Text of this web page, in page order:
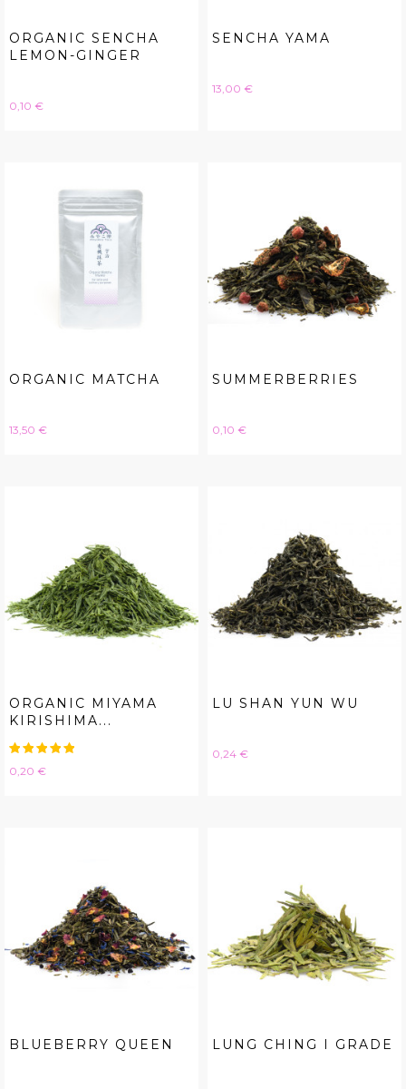
ORGANIC SENCHA
LEMON-GINGER
Hinta
0,10 €
SENCHA YAMA
Hinta
13,00 €
ORGANIC MATCHA
Hinta
13,50 €
SUMMERBERRIES
Hinta
0,10 €
ORGANIC MIYAMA
KIRISHIMA...
Hinta
0,20 €
LU SHAN YUN WU
Hinta
0,24 €
BLUEBERRY QUEEN LUNG CHING I GRADE